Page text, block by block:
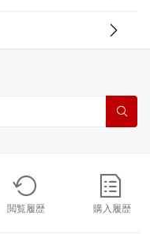
閲覧履歴 購入履歴